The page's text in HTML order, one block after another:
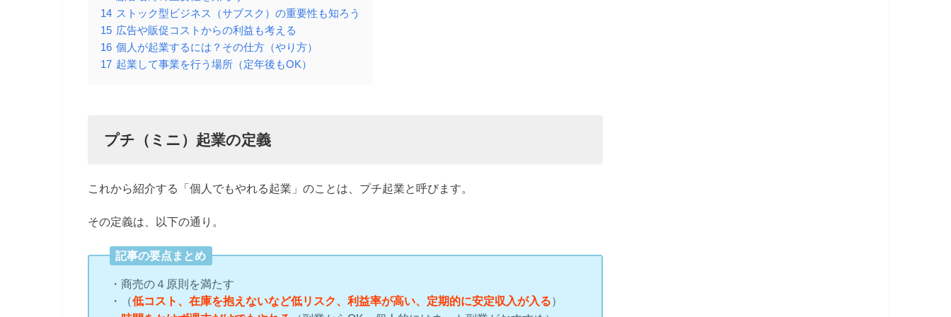
14 ストック型ビジネス（サブスク）の重要性も知ろう
15 広告や販促コストからの利益も考える
16 個人が起業するには？その仕方（やり方）
17 起業して事業を行う場所（定年後もOK）
プチ（ミニ）起業の定義
これから紹介する「個人でもやれる起業」のことは、プチ起業と呼びます。
その定義は、以下の通り。
記事の要点まとめ
・商売の４原則を満たす
・（低コスト、在庫を抱えないなど低リスク、利益率が高い、定期的に安定収入が入る）